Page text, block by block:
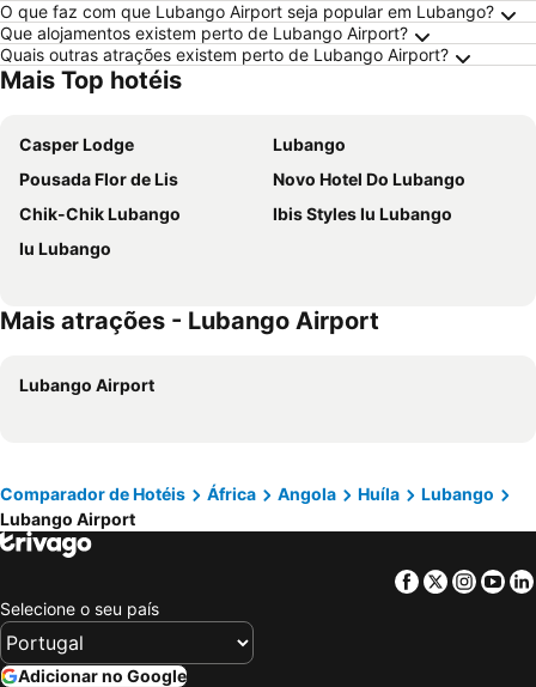
O que faz com que Lubango Airport seja popular em Lubango?
Que alojamentos existem perto de Lubango Airport?
Quais outras atrações existem perto de Lubango Airport?
Mais Top hotéis
Casper Lodge
Lubango
Pousada Flor de Lis
Novo Hotel Do Lubango
Chik-Chik Lubango
Ibis Styles Iu Lubango
Iu Lubango
Mais atrações - Lubango Airport
Lubango Airport
Comparador de Hotéis África Angola Huíla
Lubango
Lubango Airport
Facebook
Twitter
Selecione o seu país
Adicionar no Google